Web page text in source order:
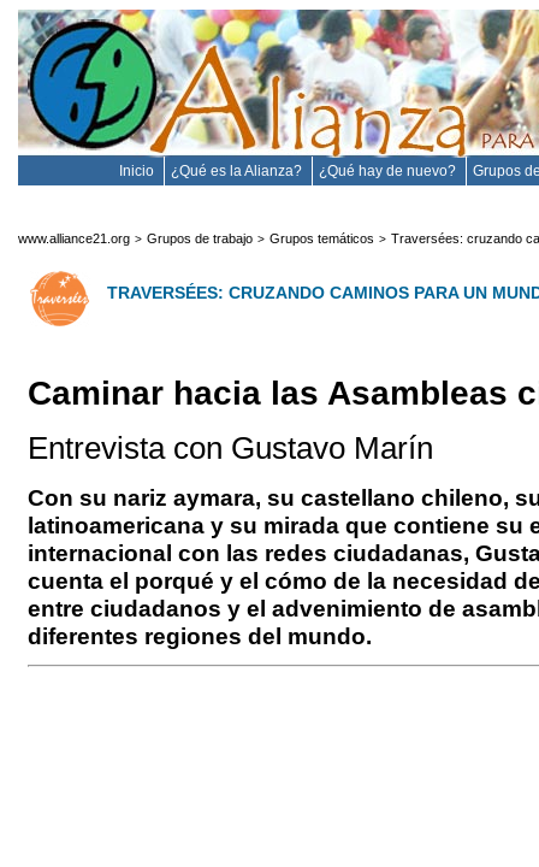
Inicio ¿Qué es la Alianza? ¿Qué hay de nuevo? Grupos
www.alliance21.org > Grupos de trabajo > Grupos temáticos > Traversées: cruzando
TRAVERSÉES: CRUZANDO CAMINOS PARA UN
Caminar hacia las Asambleas
Entrevista con Gustavo Marín
Con su nariz aymara, su castellano chileno,
latinoamericana y su mirada que contiene su
internacional con las redes ciudadanas,
cuenta el porqué y el cómo de la necesidad
entre ciudadanos y el advenimiento de
diferentes regiones del mundo.